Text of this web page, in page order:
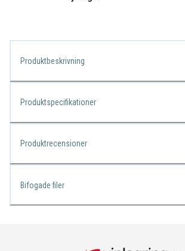
Produktbeskrivning
Produktspecifikationer
Produktrecensioner
Bifogade filer